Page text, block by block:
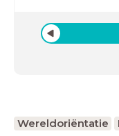
Wereldoriëntatie